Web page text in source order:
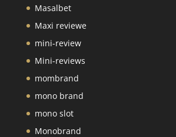
Masalbet
Maxi reviewe
mini-review
Mini-reviews
mombrand
mono brand
mono slot
Monobrand